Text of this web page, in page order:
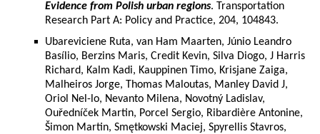
Evidence from Polish urban regions. Transportation
Research Part A: Policy and Practice, 204, 104843.
Ubareviciene Ruta, van Ham Maarten, Júnio Leandro
Basílio, Berzins Maris, Credit Kevin, Silva Diogo, J Harris
Richard, Kalm Kadi, Kauppinen Timo, Krisjane Zaiga,
Malheiros Jorge, Thomas Maloutas, Manley David J,
Oriol Nel-lo, Nevanto Milena, Novotný Ladislav,
Ouředníček Martin, Porcel Sergio, Ribardière Antonine,
Šimon Martin, Smętkowski Maciej, Spyrellis Stavros,